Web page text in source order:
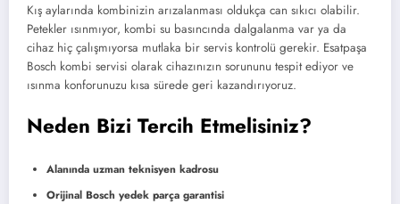
Kış aylarında kombinizin arızalanması oldukça can sıkıcı olabilir.
Petekler ısınmıyor, kombi su basıncında dalgalanma var ya da
cihaz hiç çalışmıyorsa mutlaka bir servis kontrolü gerekir. Esatpaşa
Bosch kombi servisi olarak cihazınızın sorununu tespit ediyor ve
ısınma konforunuzu kısa sürede geri kazandırıyoruz.
Neden Bizi Tercih Etmelisiniz?
Alanında uzman teknisyen kadrosu
Orijinal Bosch yedek parça garantisi